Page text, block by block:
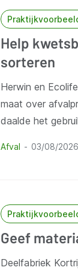
Help
sorteren
Herwin en
maat over
daalde het
Afval 03/08/2026
Geef
Deelfabriek